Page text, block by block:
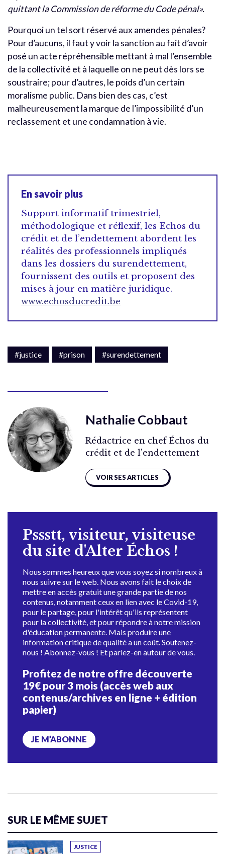
quittant la Commission de réforme du Code pénal».
Pourquoi un tel sort réservé aux amendes pénales?
Pour d’aucuns, il faut y voir la sanction au fait d’avoir
posé un acte répréhensible mettant à mal l’ensemble
de la collectivité et à laquelle on ne peut dès lors se
soustraire; pour d’autres, le poids d’un certain
moralisme public. Dans bien des cas, c’est
malheureusement la marque de l’impossibilité d’un
reclassement et une condamnation à vie.
En savoir plus
Support informatif trimestriel,
méthodologique et réflexif, les Echos du
crédit et de l’endettement abordent les
réalités des professionnels impliqués
dans les dossiers du surendettement,
fournissent des outils et proposent des
mises à jour en matière juridique.
www.echosducredit.be
#justice #prison #surendettement
Nathalie Cobbaut
Rédactrice en chef Échos du
crédit et de l'endettement
VOIR SES ARTICLES
Pssstt, visiteur, visiteuse
du site d'Alter Échos !
Nous sommes heureux que vous soyez si nombreux à
nous suivre sur le web. Nous avons fait le choix de
mettre en accès gratuit une grande partie de nos
contenus, notamment ceux en lien avec le Covid-19,
pour le partage, pour l'intérêt qu'ils représentent
pour la collectivité, et pour répondre à notre mission
d'éducation permanente. Mais produire une
information critique de qualité a un coût. Soutenez-
nous ! Abonnez-vous ! Et parlez-en autour de vous.
Profitez de notre offre découverte
19€ pour 3 mois (accès web aux
contenus/archives en ligne + édition
papier)
JE M’ABONNE
SUR LE MÊME SUJET
JUSTICE